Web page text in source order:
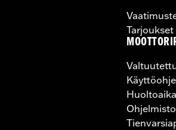
Tarjoukset